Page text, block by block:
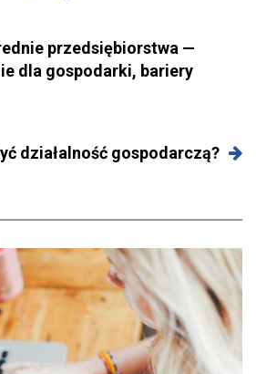
przedsiębiorstwa —
dla gospodarki, bariery
działalność gospodarczą?